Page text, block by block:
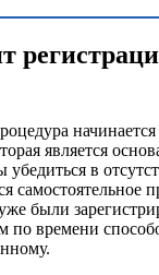
является
убедиться в
самостоятельное
были
времени